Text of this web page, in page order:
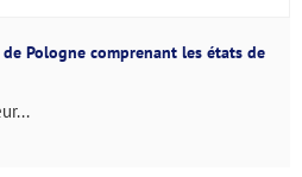
de Pologne comprenant les états de